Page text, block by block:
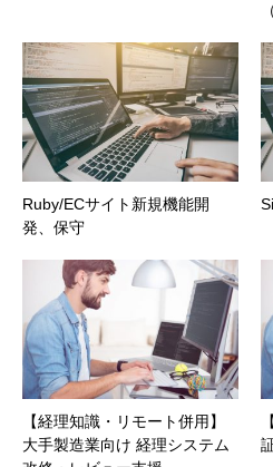
Ruby/ECサイト新規機能開
発、保守
【経理知識・リモート併用】
大手製造業向け 経理システム